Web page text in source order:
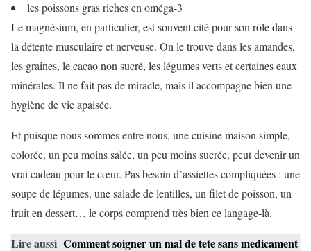
les poissons gras riches en oméga-3
Le magnésium, en particulier, est souvent cité pour son rôle dans
la détente musculaire et nerveuse. On le trouve dans les amandes,
les graines, le cacao non sucré, les légumes verts et certaines eaux
minérales. Il ne fait pas de miracle, mais il accompagne bien une
hygiène de vie apaisée.
Et puisque nous sommes entre nous, une cuisine maison simple,
colorée, un peu moins salée, un peu moins sucrée, peut devenir un
vrai cadeau pour le cœur. Pas besoin d’assiettes compliquées : une
soupe de légumes, une salade de lentilles, un filet de poisson, un
fruit en dessert… le corps comprend très bien ce langage-là.
Lire aussi Comment soigner un mal de tete sans medicament